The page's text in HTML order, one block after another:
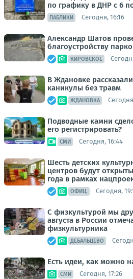
по графику в ДНР с 6
ПАБЛИКИ Сегодня, 16:16
Александр Шатов
благоустройству
КИРОВСКОЕ
В Ждановке
каникулы без травм
ЖДАНОВКА
Подводные камни
его регистрировать?
СМИ Сегодня, 16:44
Шесть детских
центров будут
года в рамках
ОФИЦ. Сегодня,
С физкультурой мы
августа в России
физкультурника
ДЕБАЛЬЦЕВО
Есть идеи, как можно
СМИ Сегодня, 17:26